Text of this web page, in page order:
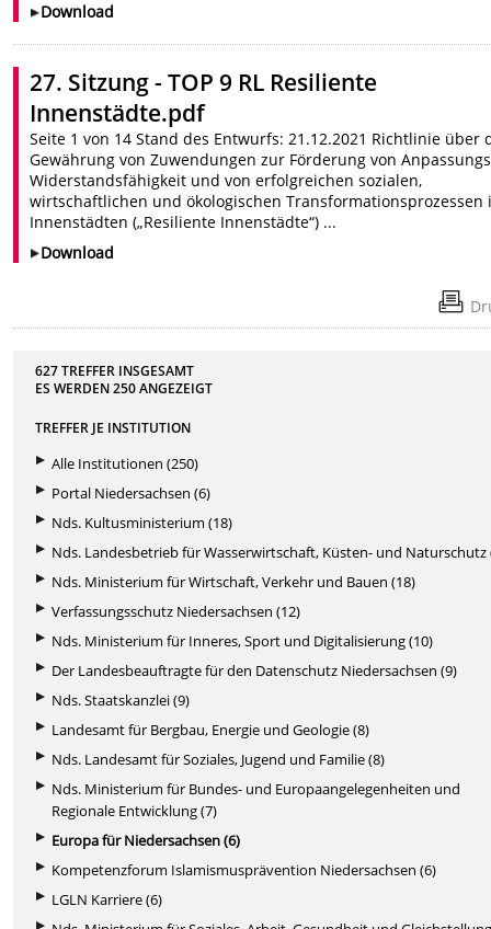
Download
27. Sitzung - TOP 9 RL Resiliente
Innenstädte.pdf
Seite 1 von 14 Stand des Entwurfs: 21.12.2021 Richtlinie über
Gewährung von Zuwendungen zur Förderung von
Widerstandsfähigkeit und von erfolgreichen sozialen,
wirtschaftlichen und ökologischen Transformationsprozessen
Innenstädten („Resiliente Innenstädte“) ...
Download
627 TREFFER INSGESAMT
ES WERDEN250ANGEZEIGT
TREFFER JE INSTITUTION
Alle Institutionen (250)
Portal Niedersachsen (6)
Nds. Kultusministerium (18)
Nds. Landesbetrieb für Wasserwirtschaft, Küsten- und Naturschutz
Nds. Ministerium für Wirtschaft, Verkehr und Bauen (18)
Verfassungsschutz Niedersachsen (12)
Nds. Ministerium für Inneres, Sport und Digitalisierung (10)
Der Landesbeauftragte für den Datenschutz Niedersachsen (9)
Nds. Staatskanzlei (9)
Landesamt für Bergbau, Energie und Geologie (8)
Nds. Landesamt für Soziales, Jugend und Familie (8)
Nds. Ministerium für Bundes- und Europaangelegenheiten und
Regionale Entwicklung (7)
Europa für Niedersachsen (6)
Kompetenzforum Islamismusprävention Niedersachsen (6)
LGLN Karriere (6)